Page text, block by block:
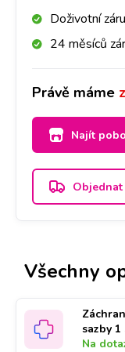
máte uložen.
si s sebou vzít
Doživotní
24 měsíců
Právě máme
Najít
Objednat
Všechny
sazby 1
Na